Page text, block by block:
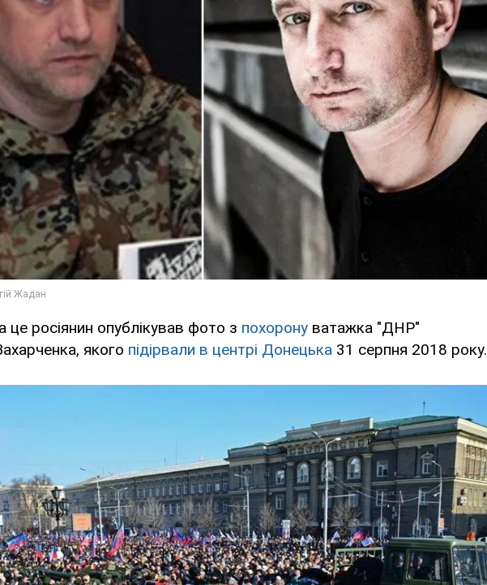
це росіянин опублікував фото з похорону ватажка "ДНР"
якого підірвали в центрі Донецька 31 серпня 2018 року.